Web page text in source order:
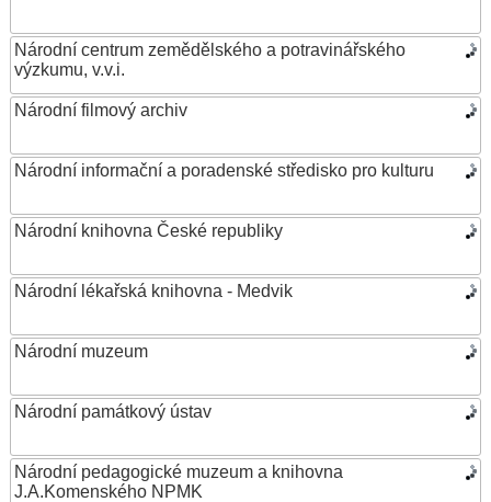
Národní centrum zemědělského a potravinářského
výzkumu, v.v.i.
Národní filmový archiv
Národní informační a poradenské středisko pro kulturu
Národní knihovna České republiky
Národní lékařská knihovna - Medvik
Národní muzeum
Národní památkový ústav
Národní pedagogické muzeum a knihovna
J.A.Komenského NPMK